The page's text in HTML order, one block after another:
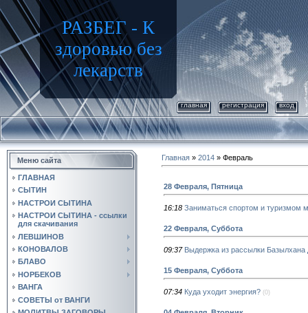
РАЗБЕГ - К
здоровью без
лекарств
главная регистрация вход
Меню сайта
ГЛАВНАЯ
СЫТИН
НАСТРОИ СЫТИНА
НАСТРОИ СЫТИНА - ссылки
для скачивания
ЛЕВШИНОВ
КОНОВАЛОВ
БЛАВО
НОРБЕКОВ
ВАНГА
СОВЕТЫ от ВАНГИ
Главная » 2014 » Февраль
28 Февраля, Пятница
16:18 Заниматься спортом и туризмом
22 Февраля, Суббота
09:37 Выдержка из рассылки Базылхана
15 Февраля, Суббота
07:34 Куда уходит энергия? (0)